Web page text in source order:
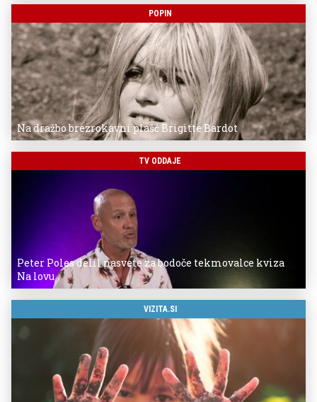
POPIN
Na dražbo brezrokavni plašč Brigitte Bardot
TV ODDAJE
Peter Poles delil nasvete za bodoče tekmovalce kviza
Na lovu
VIZITA.SI